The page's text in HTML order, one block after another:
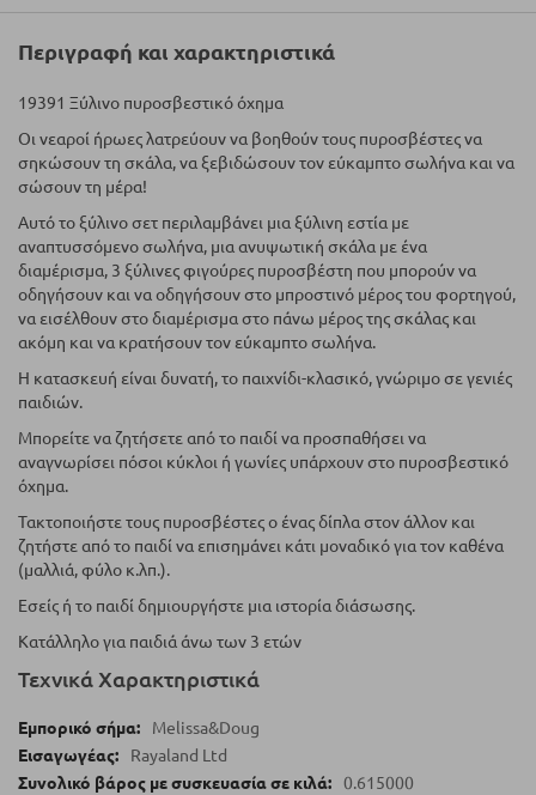
Περιγραφή και χαρακτηριστικά
19391 Ξύλινο πυροσβεστικό όχημα
Οι νεαροί ήρωες λατρεύουν να βοηθούν τους πυροσβέστες να
σηκώσουν τη σκάλα, να ξεβιδώσουν τον εύκαμπτο σωλήνα και να
σώσουν τη μέρα!
Αυτό το ξύλινο σετ περιλαμβάνει μια ξύλινη εστία με
αναπτυσσόμενο σωλήνα, μια ανυψωτική σκάλα με ένα
διαμέρισμα, 3 ξύλινες φιγούρες πυροσβέστη που μπορούν να
οδηγήσουν και να οδηγήσουν στο μπροστινό μέρος του φορτηγού,
να εισέλθουν στο διαμέρισμα στο πάνω μέρος της σκάλας και
ακόμη και να κρατήσουν τον εύκαμπτο σωλήνα.
Η κατασκευή είναι δυνατή, το παιχνίδι-κλασικό, γνώριμο σε γενιές
παιδιών.
Μπορείτε να ζητήσετε από το παιδί να προσπαθήσει να
αναγνωρίσει πόσοι κύκλοι ή γωνίες υπάρχουν στο πυροσβεστικό
όχημα.
Τακτοποιήστε τους πυροσβέστες ο ένας δίπλα στον άλλον και
ζητήστε από το παιδί να επισημάνει κάτι μοναδικό για τον καθένα
(μαλλιά, φύλο κ.λπ.).
Εσείς ή το παιδί δημιουργήστε μια ιστορία διάσωσης.
Κατάλληλο για παιδιά άνω των 3 ετών
Τεχνικά Χαρακτηριστικά
Melissa&Doug
Rayaland Ltd
0.615000